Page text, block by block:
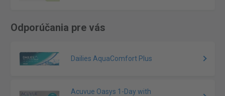
Odporúčania pre vás
Dailies AquaComfort Plus
Acuvue Oasys 1-Day with